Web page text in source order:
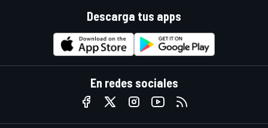
Descarga tus apps
En redes sociales